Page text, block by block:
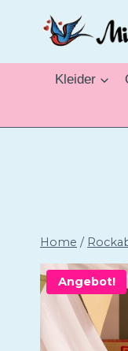
Kleider
Home /
Angebot!